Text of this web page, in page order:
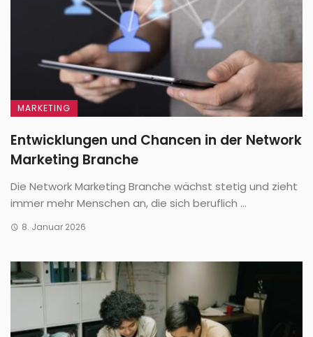
MARKETING
Entwicklungen und Chancen in der Network
Marketing Branche
Die Network Marketing Branche wächst stetig und zieht
immer mehr Menschen an, die sich beruflich ...
8. Januar 2026